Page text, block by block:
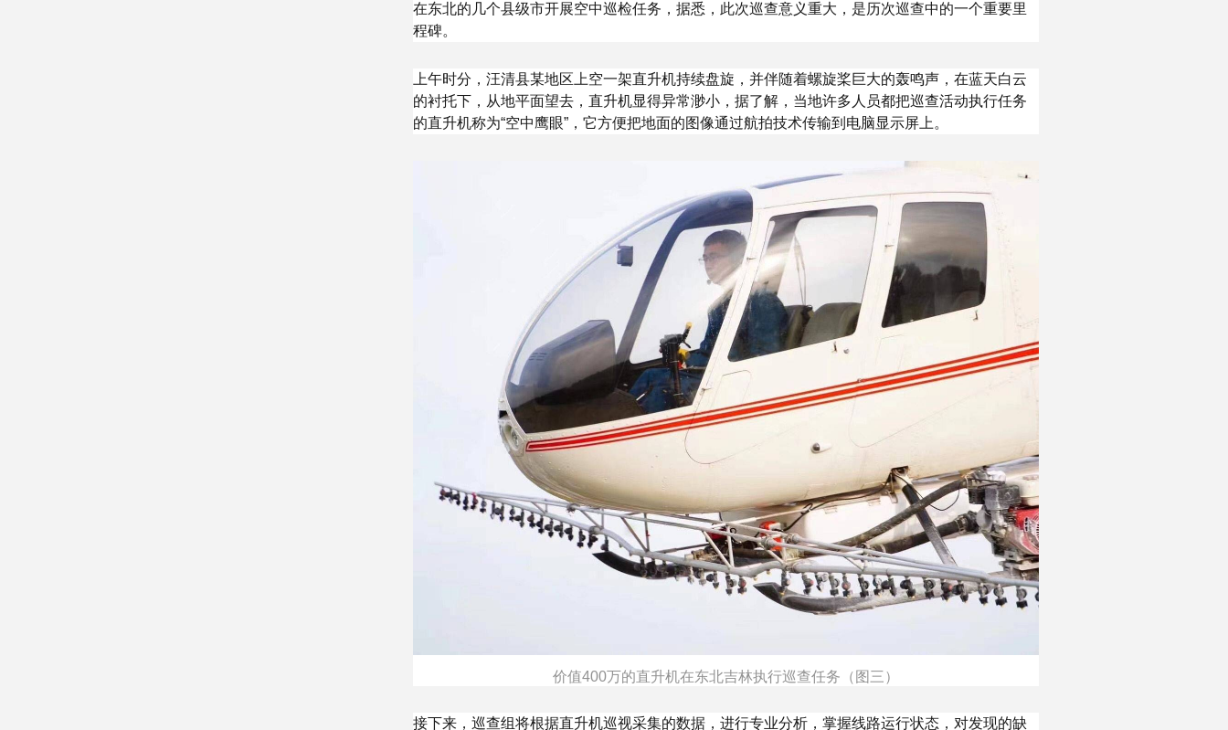
在东北的几个县级市开展空中巡检任务，据悉，此次巡查意义重大，是历次巡查中的一个重要里
程碑。
上午时分，汪清县某地区上空一架直升机持续盘旋，并伴随着螺旋桨巨大的轰鸣声，在蓝天白云
的衬托下，从地平面望去，直升机显得异常渺小，据了解，当地许多人员都把巡查活动执行任务
的直升机称为“空中鹰眼”，它方便把地面的图像通过航拍技术传输到电脑显示屏上。
价值400万的直升机在东北吉林执行巡查任务（图三）
接下来，巡查组将根据直升机巡视采集的数据，进行专业分析，掌握线路运行状态，对发现的缺